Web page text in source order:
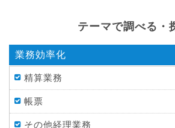
テーマで調べる・
業務効率化
精算業務
帳票
その他経理業務